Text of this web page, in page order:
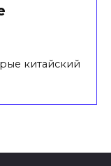
китайский